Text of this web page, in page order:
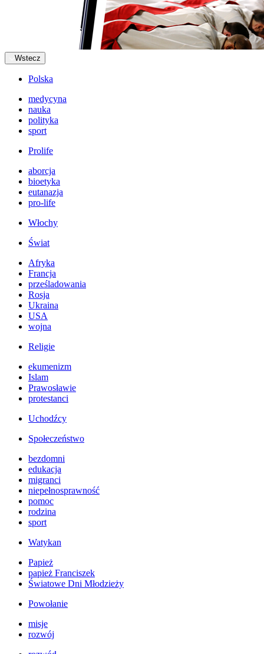
Wstecz
Polska
medycyna
nauka
polityka
sport
Prolife
aborcja
bioetyka
eutanazja
pro-life
Włochy
Świat
Afryka
Francja
prześladowania
Rosja
Ukraina
USA
wojna
Religie
ekumenizm
Islam
Prawosławie
protestanci
Uchodźcy
Społeczeństwo
bezdomni
edukacja
migranci
niepełnosprawność
pomoc
rodzina
sport
Watykan
Papież
papież Franciszek
Światowe Dni Młodzieży
Powołanie
misje
rozwój